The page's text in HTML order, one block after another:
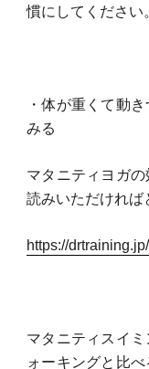
慣にしてください
・体が重くて動
みる
マタニティヨガの
読みいただければ
https://
マタニティスイ
ォーキングと比